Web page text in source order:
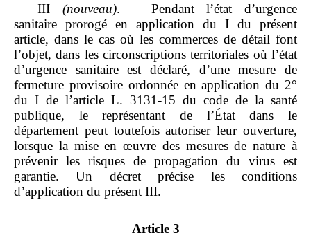
III (nouveau). – Pendant l’état d’urgence
sanitaire prorogé en application du I du présent
article, dans le cas où les commerces de détail font
l’objet, dans les circonscriptions territoriales où l’état
d’urgence sanitaire est déclaré, d’une mesure de
fermeture provisoire ordonnée en application du 2°
du I de l’article L. 3131‑15 du code de la santé
publique, le représentant de l’État dans le
département peut toutefois autoriser leur ouverture,
lorsque la mise en œuvre des mesures de nature à
prévenir les risques de propagation du virus est
garantie. Un décret précise les conditions
d’application du présent III.
Article 3